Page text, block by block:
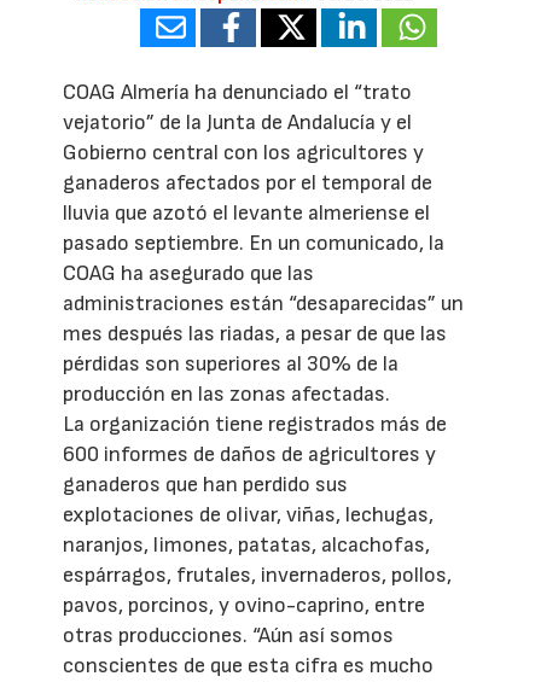
COAG Almería ha denunciado el “trato
vejatorio” de la Junta de Andalucía y el
Gobierno central con los agricultores y
ganaderos afectados por el temporal de
lluvia que azotó el levante almeriense el
pasado septiembre. En un comunicado, la
COAG ha asegurado que las
administraciones están “desaparecidas” un
mes después las riadas, a pesar de que las
pérdidas son superiores al 30% de la
producción en las zonas afectadas.
La organización tiene registrados más de
600 informes de daños de agricultores y
ganaderos que han perdido sus
explotaciones de olivar, viñas, lechugas,
naranjos, limones, patatas, alcachofas,
espárragos, frutales, invernaderos, pollos,
pavos, porcinos, y ovino-caprino, entre
otras producciones. “Aún así somos
conscientes de que esta cifra es mucho